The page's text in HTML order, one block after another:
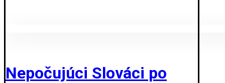
Nepočujúci Slováci po